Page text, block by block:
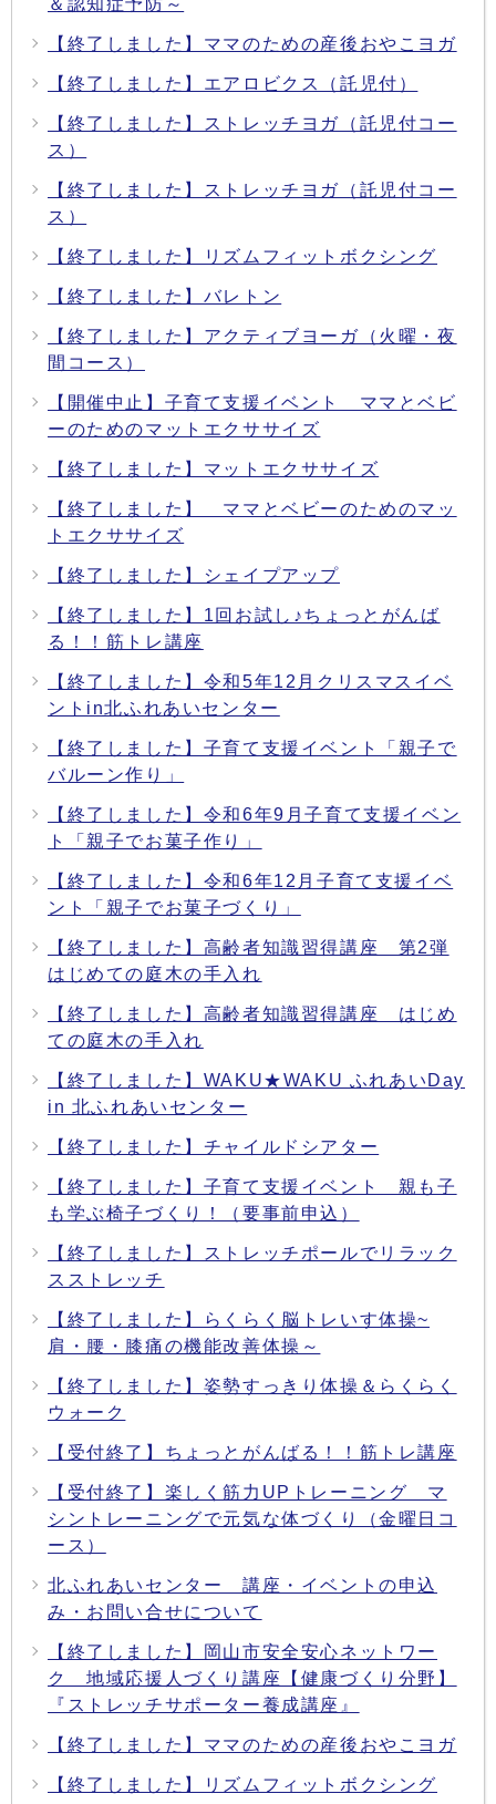
＆認知症予防～
【終了しました】ママのための産後おやこヨガ
【終了しました】エアロビクス（託児付）
【終了しました】ストレッチヨガ（託児付コー
ス）
【終了しました】ストレッチヨガ（託児付コー
ス）
【終了しました】リズムフィットボクシング
【終了しました】バレトン
【終了しました】アクティブヨーガ（火曜・夜
間コース）
【開催中止】子育て支援イベント ママとベビ
ーのためのマットエクササイズ
【終了しました】マットエクササイズ
【終了しました】 ママとベビーのためのマッ
トエクササイズ
【終了しました】シェイプアップ
【終了しました】1回お試し♪ちょっとがんば
る！！筋トレ講座
【終了しました】令和5年12月クリスマスイベ
ントin北ふれあいセンター
【終了しました】子育て支援イベント「親子で
バルーン作り」
【終了しました】令和6年9月子育て支援イベン
ト「親子でお菓子作り」
【終了しました】令和6年12月子育て支援イベ
ント「親子でお菓子づくり」
【終了しました】高齢者知識習得講座 第2弾
はじめての庭木の手入れ
【終了しました】高齢者知識習得講座 はじめ
ての庭木の手入れ
【終了しました】WAKU★WAKU ふれあいDay
in 北ふれあいセンター
【終了しました】チャイルドシアター
【終了しました】子育て支援イベント 親も子
も学ぶ椅子づくり！（要事前申込）
【終了しました】ストレッチポールでリラック
スストレッチ
【終了しました】らくらく脳トレいす体操~
肩・腰・膝痛の機能改善体操～
【終了しました】姿勢すっきり体操＆らくらく
ウォーク
【受付終了】ちょっとがんばる！！筋トレ講座
【受付終了】楽しく筋力UPトレーニング マ
シントレーニングで元気な体づくり（金曜日コ
ース）
北ふれあいセンター 講座・イベントの申込
み・お問い合せについて
【終了しました】岡山市安全安心ネットワー
ク 地域応援人づくり講座【健康づくり分野】
『ストレッチサポーター養成講座』
【終了しました】ママのための産後おやこヨガ
【終了しました】リズムフィットボクシング